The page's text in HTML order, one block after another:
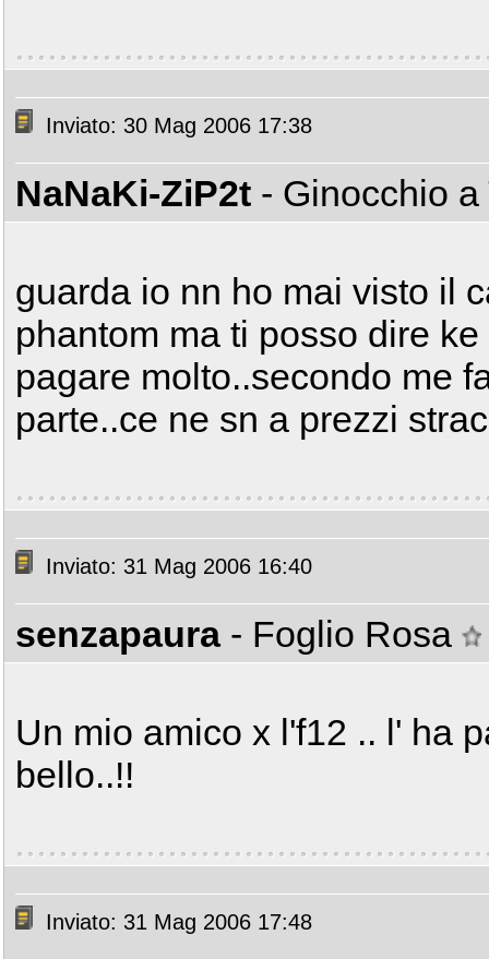
Inviato: 30 Mag 2006 17:38
NaNaKi-ZiP2t - Ginocchio
guarda io nn ho mai visto il
phantom ma ti posso dire
pagare molto..secondo me
parte..ce ne sn a prezzi
Inviato: 31 Mag 2006 16:40
senzapaura - Foglio Rosa
Un mio amico x l'f12 .. l' ha
bello..!!
Inviato: 31 Mag 2006 17:48